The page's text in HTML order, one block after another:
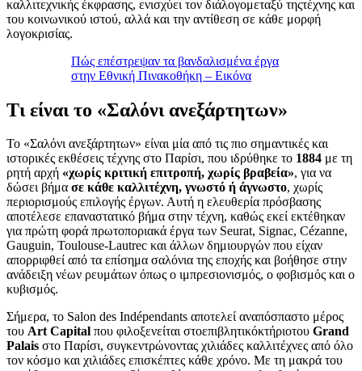
καλλιτεχνικής έκφρασης, ενισχύει τον διάλογομεταξύ τηςτέχνης και
του κοινωνικού ιστού, αλλά και την αντίθεση σε κάθε μορφή
λογοκρισίας.
Πώς επέστρεψαν τα βανδαλισμένα έργα
στην Εθνική Πινακοθήκη – Εικόνα
Τι είναι το «Σαλόνι ανεξάρτητων»
Το «Σαλόνι ανεξάρτητων» είναι μία από τις πιο σημαντικές και
ιστορικές εκθέσεις τέχνης στο Παρίσι, που ιδρύθηκε το 1884 με τη
ρητή αρχή «χωρίς κριτική επιτροπή, χωρίς βραβεία», για να
δώσει βήμα σε κάθε καλλιτέχνη, γνωστό ή άγνωστο, χωρίς
περιορισμούς επιλογής έργων. Αυτή η ελευθερία πρόσβασης
αποτέλεσε επαναστατικό βήμα στην τέχνη, καθώς εκεί εκτέθηκαν
για πρώτη φορά πρωτοποριακά έργα των Seurat, Signac, Cézanne,
Gauguin, Toulouse-Lautrec και άλλων δημιουργών που είχαν
απορριφθεί από τα επίσημα σαλόνια της εποχής και βοήθησε στην
ανάδειξη νέων ρευμάτων όπως ο ιμπρεσιονισμός, ο φοβισμός και ο
κυβισμός.
Σήμερα, το Salon des Indépendants αποτελεί αναπόσπαστο μέρος
του Art Capital που φιλοξενείται στοεπιβλητικόκτήριοτου Grand
Palais στο Παρίσι, συγκεντρώνοντας χιλιάδες καλλιτέχνες από όλο
τον κόσμο και χιλιάδες επισκέπτες κάθε χρόνο. Με τη μακρά του